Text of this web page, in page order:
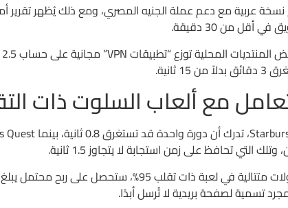
أقل من 30 دقيقة.
ثانية.
مع ألعاب السلوت ذات
التي تحافظ على زمن استجابة لا يتجاوز 1.5 ثانية.
تسمية لصفحة بريدية لا تُرسل أبدًا.